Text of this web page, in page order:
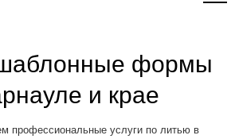
формы
и крае
профессиональные услуги по литью в